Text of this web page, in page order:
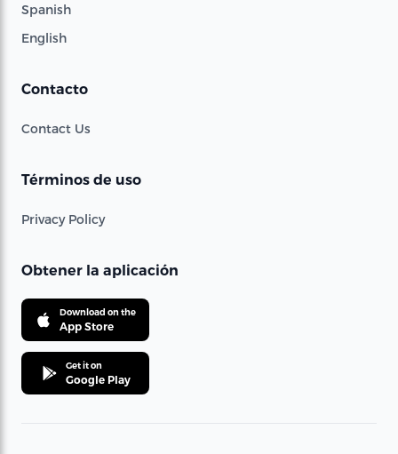
Spanish
English
Contacto
Contact Us
Términos de uso
Privacy Policy
Obtener la aplicación
Download on the
App Store
Get it on
Google Play